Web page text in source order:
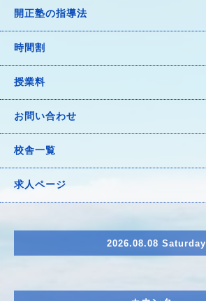
開正塾の指導法
時間割
授業料
お問い合わせ
校舎一覧
求人ページ
2026.08.08 Saturday